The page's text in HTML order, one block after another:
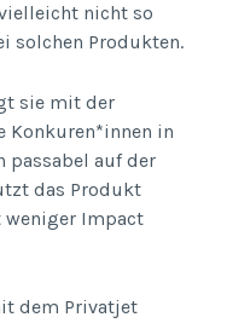
nicht so
solchen Produkten.
sie mit der
Konkuren*innen in
passabel auf der
das Produkt
weniger Impact
dem Privatjet